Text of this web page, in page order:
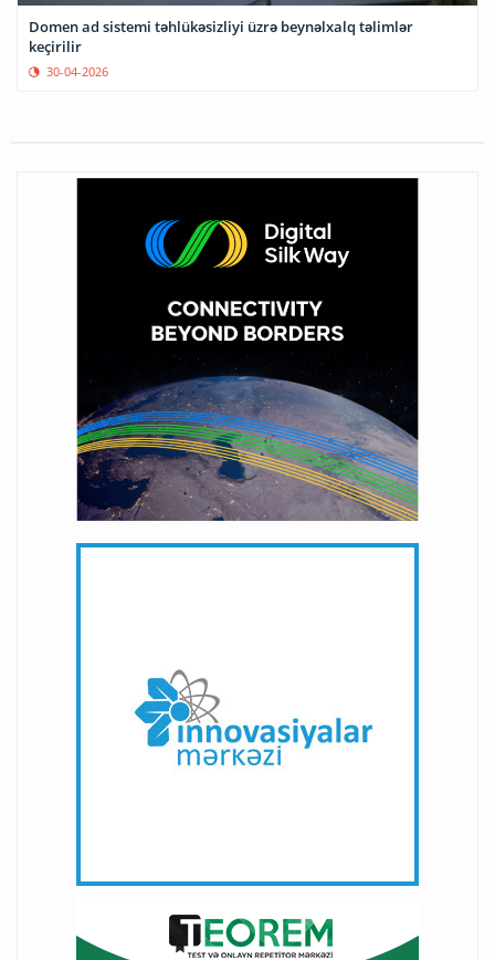
Domen ad sistemi təhlükəsizliyi üzrə beynəlxalq təlimlər
keçirilir
30-04-2026